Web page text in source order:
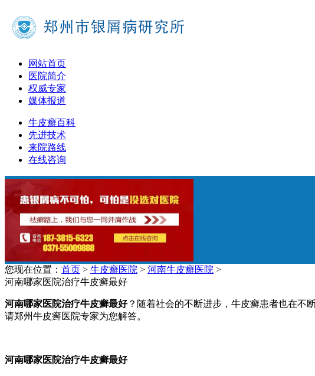
网站首页
医院简介
权威专家
媒体报道
牛皮癣百科
先进技术
来院路线
在线咨询
您现在位置： 首页 > 牛皮癣医院 > 河南牛皮癣医院 >
河南哪家医院治疗牛皮癣最好
河南哪家医院治疗牛皮癣最好？随着社会的不断进步，牛皮癣患者也在不
请郑州牛皮癣医院专家为您解答。
河南哪家医院治疗牛皮癣最好